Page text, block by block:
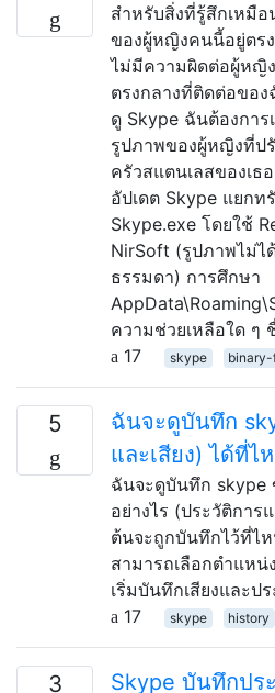
สำหรับสิ่งที่รู้สึกเหมื
ของผู้หญิงคนนี้อยู่ตร
ไม่มีความผิดต่อผู้หญิ
ตรงกลางที่ติดต่อขอ
ดู Skype ฉันต้องกา
รูปภาพของผู้หญิงที่ป
ครัวสแตนเลสของเธ
อัปเดต Skype แยกท
Skype.exe โดยใช้
NirSoft (รูปภาพไม่ไ
ธรรมดา) การศึกษา
ความช่วยเหลือใด ๆ
17
skype
5
ฉันจะดูบันทึก
และเสียง) ได้ที่ไ
ฉันจะดูบันทึก skype
อย่างไร (ประวัติการ
ต้นจะถูกบันทึกไว้ที่ไ
สามารถเลือกตำแหน่
เริ่มบันทึกเสียงและป
17
skype history
3 Skype บันทึกปร